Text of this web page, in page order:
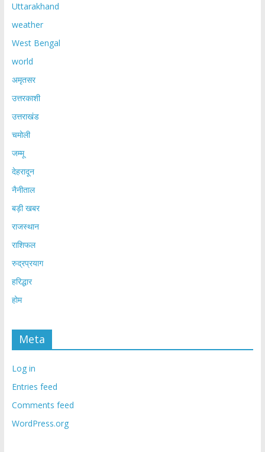
Uttarakhand
weather
West Bengal
world
अमृतसर
उत्तरकाशी
उत्तराखंड
चमोली
जम्मू
देहरादून
नैनीताल
बड़ी खबर
राजस्थान
राशिफल
रुद्रप्रयाग
हरिद्धार
होम
Meta
Log in
Entries feed
Comments feed
WordPress.org